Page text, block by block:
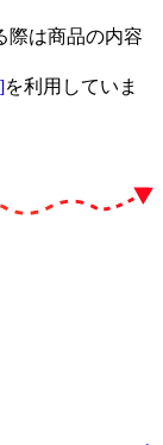
際は商品の内容
を利用していま